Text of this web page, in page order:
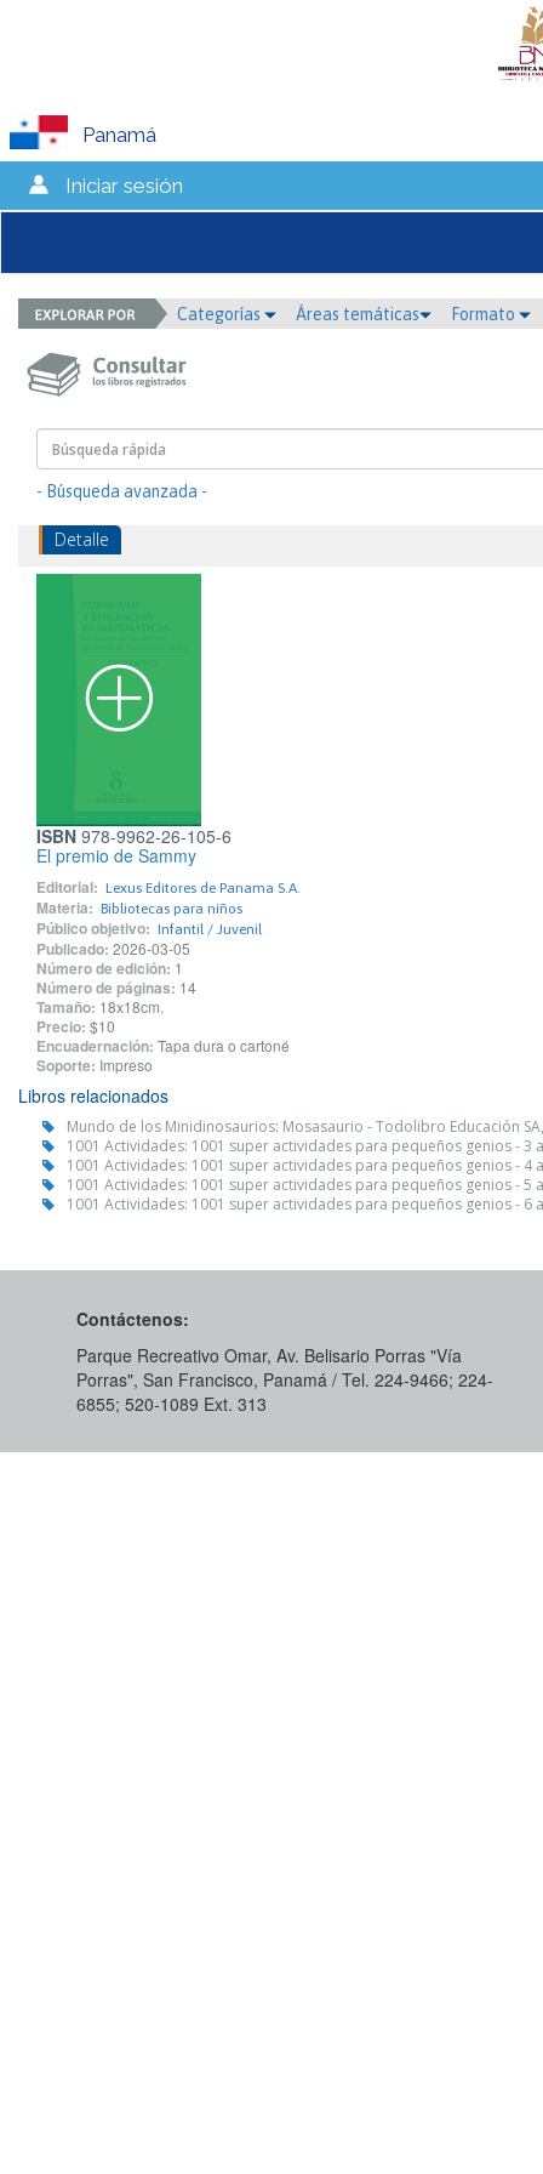
Panamá
Iniciar sesión
Categorías Áreas temáticas Formato
- Búsqueda avanzada -
Detalle
ISBN 978-9962-26-105-6
El premio de Sammy
Editorial: Lexus Editores de Panama S.A.
Materia: Bibliotecas para niños
Público objetivo: Infantil / Juvenil
Publicado: 2026-03-05
Número de edición: 1
Número de páginas: 14
Tamaño: 18x18cm.
Precio: $10
Encuadernación: Tapa dura o cartoné
Soporte: Impreso
Libros relacionados
Mundo de los Minidinosaurios: Mosasaurio - Todolibro Educación
1001 Actividades: 1001 super actividades para pequeños genios - 3
1001 Actividades: 1001 super actividades para pequeños genios - 4
1001 Actividades: 1001 super actividades para pequeños genios - 5
1001 Actividades: 1001 super actividades para pequeños genios - 6
Contáctenos:
Parque Recreativo Omar, Av. Belisario Porras "Vía
Porras", San Francisco, Panamá / Tel. 224-9466; 224-
6855; 520-1089​ Ext. 313